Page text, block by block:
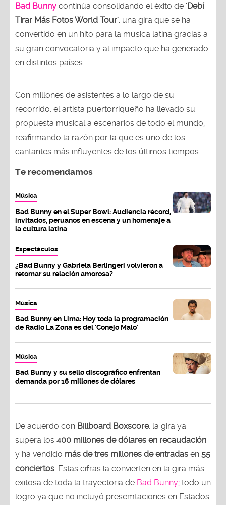
Bad Bunny continúa consolidando el éxito de 'Debí
Tirar Más Fotos World Tour', una gira que se ha
convertido en un hito para la música latina gracias a
su gran convocatoria y al impacto que ha generado
en distintos países.
Con millones de asistentes a lo largo de su
recorrido, el artista puertorriqueño ha llevado su
propuesta musical a escenarios de todo el mundo,
reafirmando la razón por la que es uno de los
cantantes más influyentes de los últimos tiempos.
Te recomendamos
Música
Bad Bunny en el Super Bowl: Audiencia récord,
invitados, peruanos en escena y un homenaje a
la cultura latina
Espectáculos
¿Bad Bunny y Gabriela Berlingeri volvieron a
retomar su relación amorosa?
Música
Bad Bunny en Lima: Hoy toda la programación
de Radio La Zona es del ‘Conejo Malo’
Música
Bad Bunny y su sello discográfico enfrentan
demanda por 16 millones de dólares
De acuerdo con Billboard Boxscore, la gira ya
supera los 400 millones de dólares en recaudación
y ha vendido más de tres millones de entradas en 55
conciertos. Estas cifras la convierten en la gira más
exitosa de toda la trayectoria de Bad Bunny; todo un
logro ya que no incluyó presemtaciones en Estados